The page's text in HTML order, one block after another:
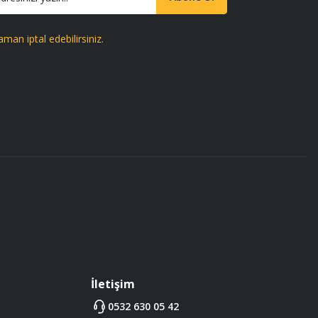
iptal edebilirsiniz.
İletişim
0532 630 05 42